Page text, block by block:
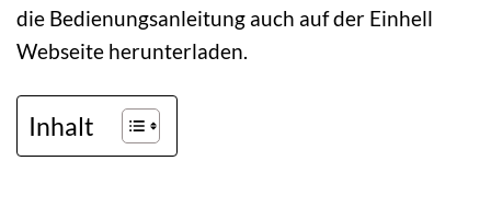
die Bedienungsanleitung auch auf der Einhell
Webseite herunterladen.
Inhalt